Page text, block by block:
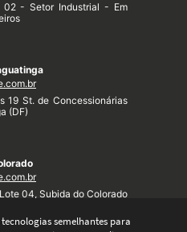
02 - Setor Industrial - Em
19 St. de Concessionárias
(DF)
04, Subida do Colorado
semelhantes para